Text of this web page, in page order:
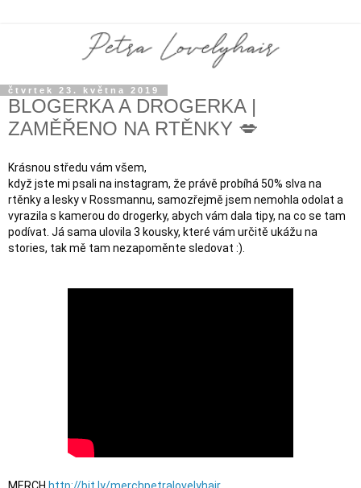
čtvrtek 23. května 2019
BLOGERKA A DROGERKA |
ZAMĚŘENO NA RTĚNKY 💋
Krásnou středu vám všem,
když jste mi psali na instagram, že právě probíhá 50% slva na
rtěnky a lesky v Rossmannu, samozřejmě jsem nemohla odolat a
vyrazila s kamerou do drogerky, abych vám dala tipy, na co se tam
podívat. Já sama ulovila 3 kousky, které vám určitě ukážu na
stories, tak mě tam nezapoměnte sledovat :).
MERCH http://bit.ly/merchpetralovelyhair